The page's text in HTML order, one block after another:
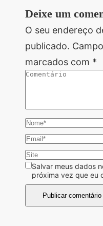
Deixe um
O seu endereço
publicado.
marcados com *
Salvar meus dados
próxima vez que eu